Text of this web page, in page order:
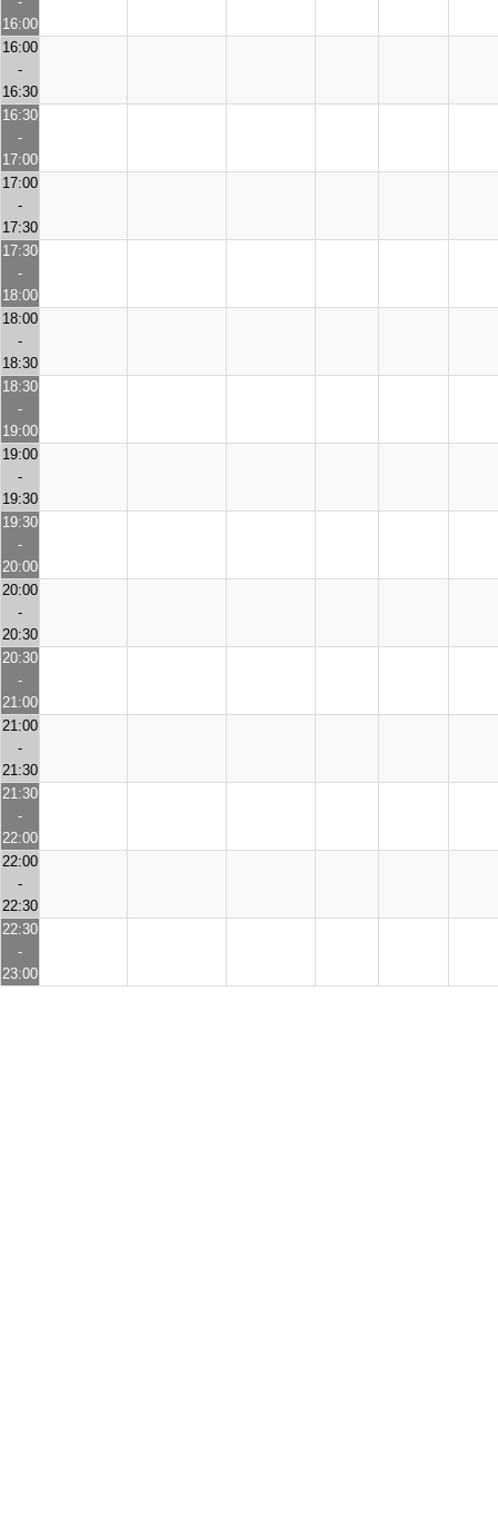
16:00
16:00
-
16:30
16:30
-
17:00
17:00
-
17:30
17:30
-
18:00
18:00
-
18:30
18:30
-
19:00
19:00
-
19:30
19:30
-
20:00
20:00
-
20:30
20:30
-
21:00
21:00
-
21:30
21:30
-
22:00
22:00
-
22:30
22:30
-
23:00